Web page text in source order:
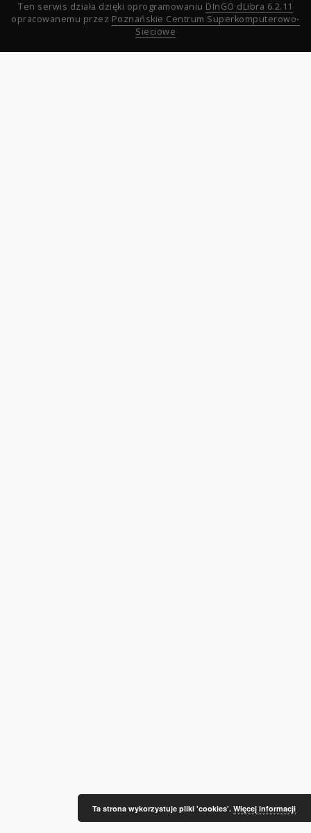
Ten serwis działa dzięki oprogramowaniu DInGO dLibra 6.2.11
opracowanemu przez Poznańskie Centrum Superkomputerowo-
Sieciowe
Ta strona wykorzystuje pliki 'cookies'. Więcej informacji